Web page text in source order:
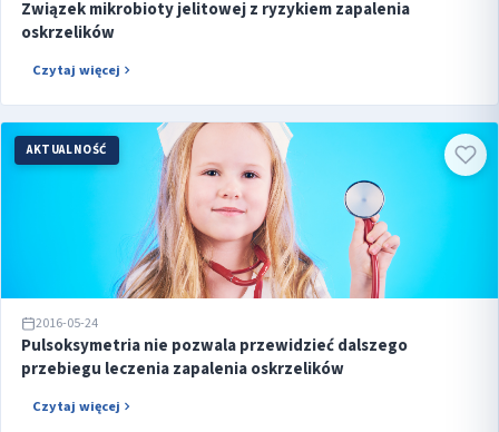
Związek mikrobioty jelitowej z ryzykiem zapalenia
oskrzelików
Czytaj więcej
AKTUALNOŚĆ
2016-05-24
Pulsoksymetria nie pozwala przewidzieć dalszego
przebiegu leczenia zapalenia oskrzelików
Czytaj więcej